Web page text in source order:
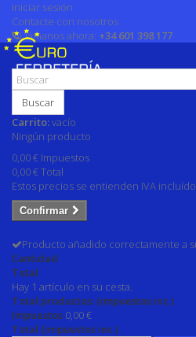
Iniciar sesión
Contacte con nosotros
Llámanos ahora: +34 601 398 177
Buscar
Carrito:vacío
Ningún producto
0,00 € Impuestos
0,00 €Total
Estos precios se entienden IVA incluído
Confirmar
Producto añadido correctamente a
Cantidad
Total
Hay 1 artículo en su cesta.
Total productos: (impuestos inc.)
Impuestos 0,00 €
Total (impuestos inc.)